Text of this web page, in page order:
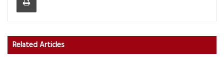
Related Articles